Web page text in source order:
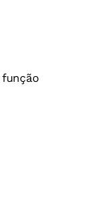
função